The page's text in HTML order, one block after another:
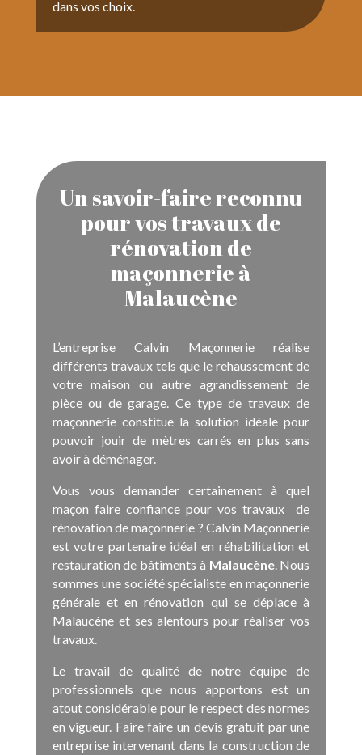
dans vos choix.
Un savoir-faire reconnu
pour vos travaux de
rénovation de
maçonnerie à
Malaucène
L’entreprise Calvin Maçonnerie réalise
différents travaux tels que le rehaussement de
votre maison ou autre agrandissement de
pièce ou de garage. Ce type de travaux de
maçonnerie constitue la solution idéale pour
pouvoir jouir de mètres carrés en plus sans
avoir à déménager.
Vous vous demander certainement à quel
maçon faire confiance pour vos travaux de
rénovation de maçonnerie ? Calvin Maçonnerie
est votre partenaire idéal en réhabilitation et
restauration de bâtiments à Malaucène. Nous
sommes une société spécialiste en maçonnerie
générale et en rénovation qui se déplace à
Malaucène et ses alentours pour réaliser vos
travaux.
Le travail de qualité de notre équipe de
professionnels que nous apportons est un
atout considérable pour le respect des normes
en vigueur. Faire faire un devis gratuit par une
entreprise intervenant dans la construction de